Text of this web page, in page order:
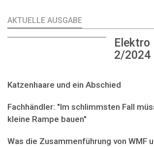
AKTUELLE AUSGABE
Elektro
2/2024
Katzenhaare und ein Abschied
Fachhändler: "Im schlimmsten Fall
kleine Rampe bauen"
Was die Zusammenführung von WMF